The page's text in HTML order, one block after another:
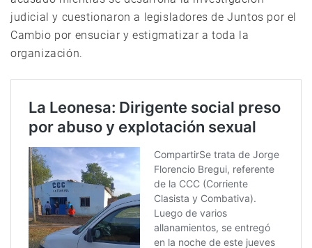
judicial y cuestionaron a legisladores de Juntos por el
Cambio por ensuciar y estigmatizar a toda la
organización.